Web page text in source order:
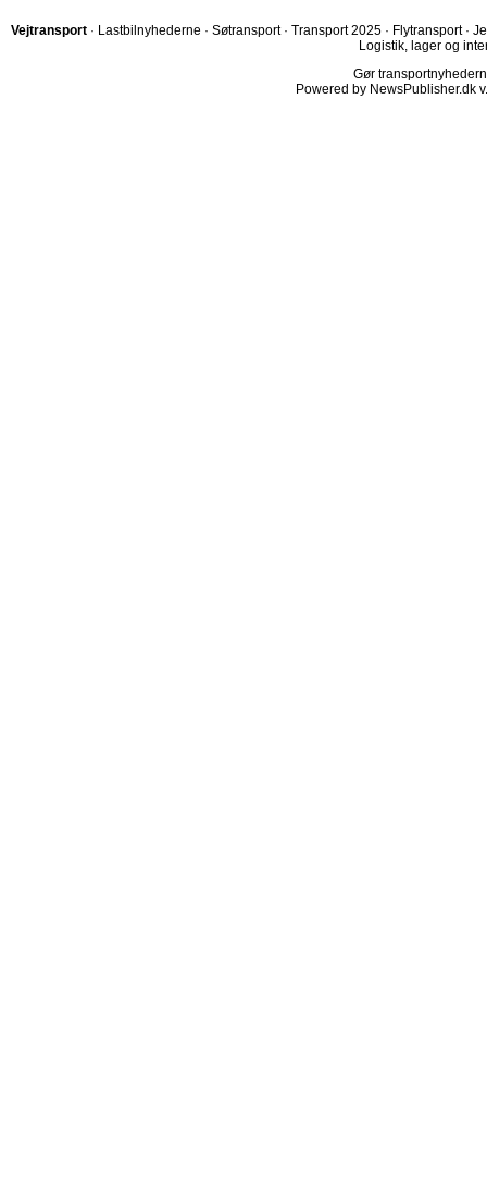
Vejtransport · Lastbilnyhederne · Søtransport · Transport 2025 · Flytransport ·
Logistik, lager og
Gør
Powered by NewsPublisher.dk